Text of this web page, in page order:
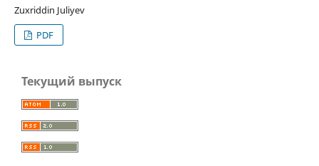
Zuxriddin Juliyev
PDF
Текущий выпуск